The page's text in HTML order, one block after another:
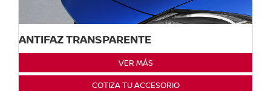
ANTIFAZ TRANSPARENTE
VER MÁS
COTIZA TU ACCESORIO